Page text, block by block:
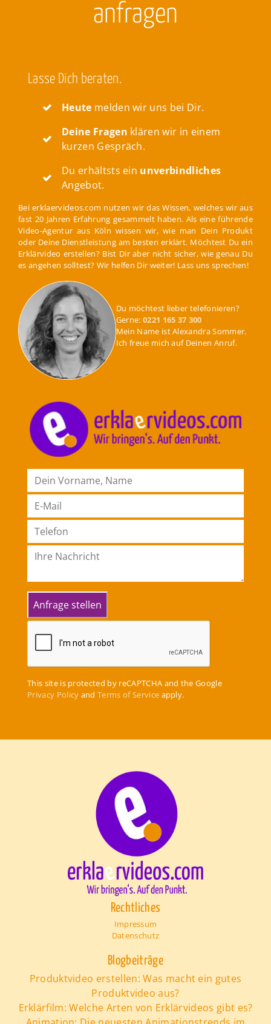
anfragen
Lasse Dich beraten.
Heute melden wir uns bei Dir.
Deine Fragen klären wir in einem
kurzen Gespräch.
Du erhältsts ein unverbindliches
Angebot.
Bei erklaervideos.com nutzen wir das Wissen, welches wir aus
fast 20 Jahren Erfahrung gesammelt haben. Als eine führende
Video-Agentur aus Köln wissen wir, wie man Dein Produkt
oder Deine Dienstleistung am besten erklärt. Möchtest Du ein
Erklärvideo erstellen? Bist Dir aber nicht sicher, wie genau Du
es angehen solltest? Wir helfen Dir weiter! Lass uns sprechen!
Du möchtest lieber telefonieren?
Gerne: 0221 165 37 300
Mein Name ist Alexandra Sommer.
Ich freue mich auf Deinen Anruf.
This site is protected by reCAPTCHA and the Google
Privacy Policy andTerms of Service apply.
Rechtliches
Impressum
Datenschutz
Blogbeiträge
Produktvideo erstellen: Was macht ein gutes
Produktvideo aus?
Erklärfilm: Welche Arten von Erklärvideos gibt es?